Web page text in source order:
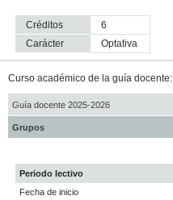
Créditos
6
Carácter
optativa
Curso académico de la guía docente:
Guía docente 2025-2026
Grupos
Periodo lectivo
Fecha de inicio